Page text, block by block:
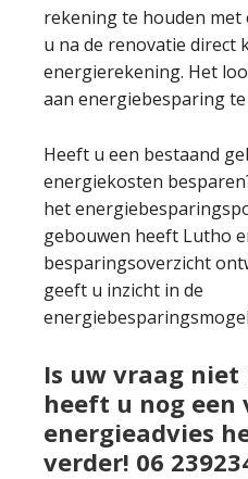
rekening te houden
u na de renovatie direct
energierekening. Het
aan energiebesparing te
Heeft u een bestaand
energiekosten
het
gebouwen heeft Lutho
besparingsoverzicht
geeft u inzicht in de
Is uw vraag
heeft u nog een
energieadvies
verder! 06